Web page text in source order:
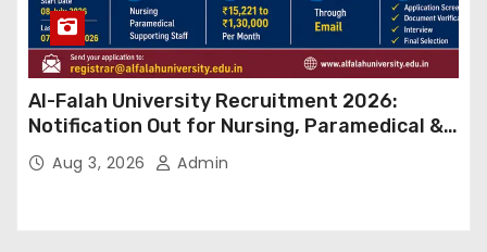
Al-Falah University Recruitment 2026:
Notification Out for Nursing, Paramedical &
Supporting Staff Posts, Apply Through Email
Aug 3, 2026 Admin